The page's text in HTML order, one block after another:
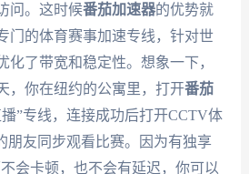
问。这时候番茄加速器的优势就
的体育赛事加速专线，针对世
化了带宽和稳定性。想象一下，
，你在纽约的公寓里，打开番茄
”专线，连接成功后打开CCTV体
朋友同步观看比赛。因为有独享
会卡顿，也不会有延迟，你可以